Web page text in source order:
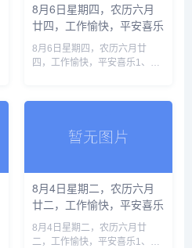
8月6日星期四，农历六月
廿四，工作愉快，平安喜乐
8月6日星期四，农历六月廿
四，工作愉快，平安喜乐1、地
8月4日星期二，农历六月
廿二，工作愉快，平安喜乐
8月4日星期二，农历六月廿
二，工作愉快，平安喜乐1、西